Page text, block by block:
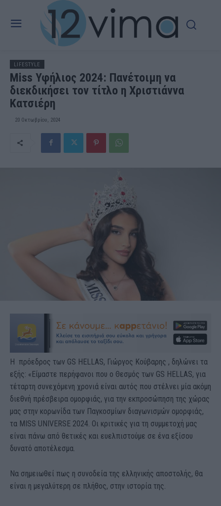
LIFESTYLE
Miss Υφήλιος 2024: Πανέτοιμη να
διεκδικήσει τον τίτλο η Χριστιάννα
Κατσιέρη
20 Οκτωβρίου, 2024
H πρόεδρος των GS HELLAS, Γιώργος Κούβαρης , δηλώνει τα
εξής: «Είμαστε περήφανοι που ο Θεσμός των GS HELLAS, για
τέταρτη συνεχόμενη χρονιά είναι αυτός που στέλνει μία ακόμη
διεθνή πρέσβειρα ομορφιάς, για την εκπροσώπηση της χώρας
μας στην κορωνίδα των Παγκοσμίων διαγωνισμών ομορφιάς,
τα MISS UNIVERSE 2024. Οι κριτικές για τη συμμετοχή μας
είναι πάνω από θετικές και ευελπιστούμε σε ένα εξίσου
δυνατό αποτέλεσμα.
Να σημειωθεί πως η συνοδεία της ελληνικής αποστολής, θα
είναι η μεγαλύτερη σε πλήθος, στην ιστορία της.